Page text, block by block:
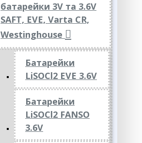
батарейки 3V та 3.6V
SAFT, EVE, Varta CR,
Westinghouse
Батарейки
LiSOCl2 EVE 3.6V
Батарейки
LiSOCl2 FANSO
3.6V